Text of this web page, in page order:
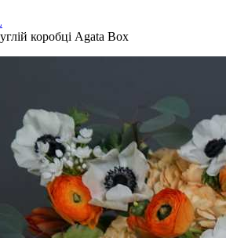
коробці Agata Box